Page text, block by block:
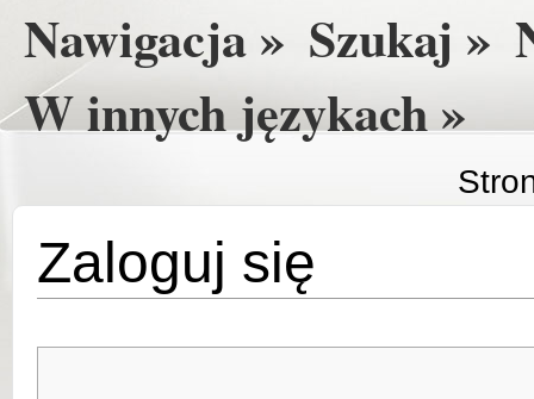
Nawigacja » Szukaj »
W innych językach »
Zaloguj się